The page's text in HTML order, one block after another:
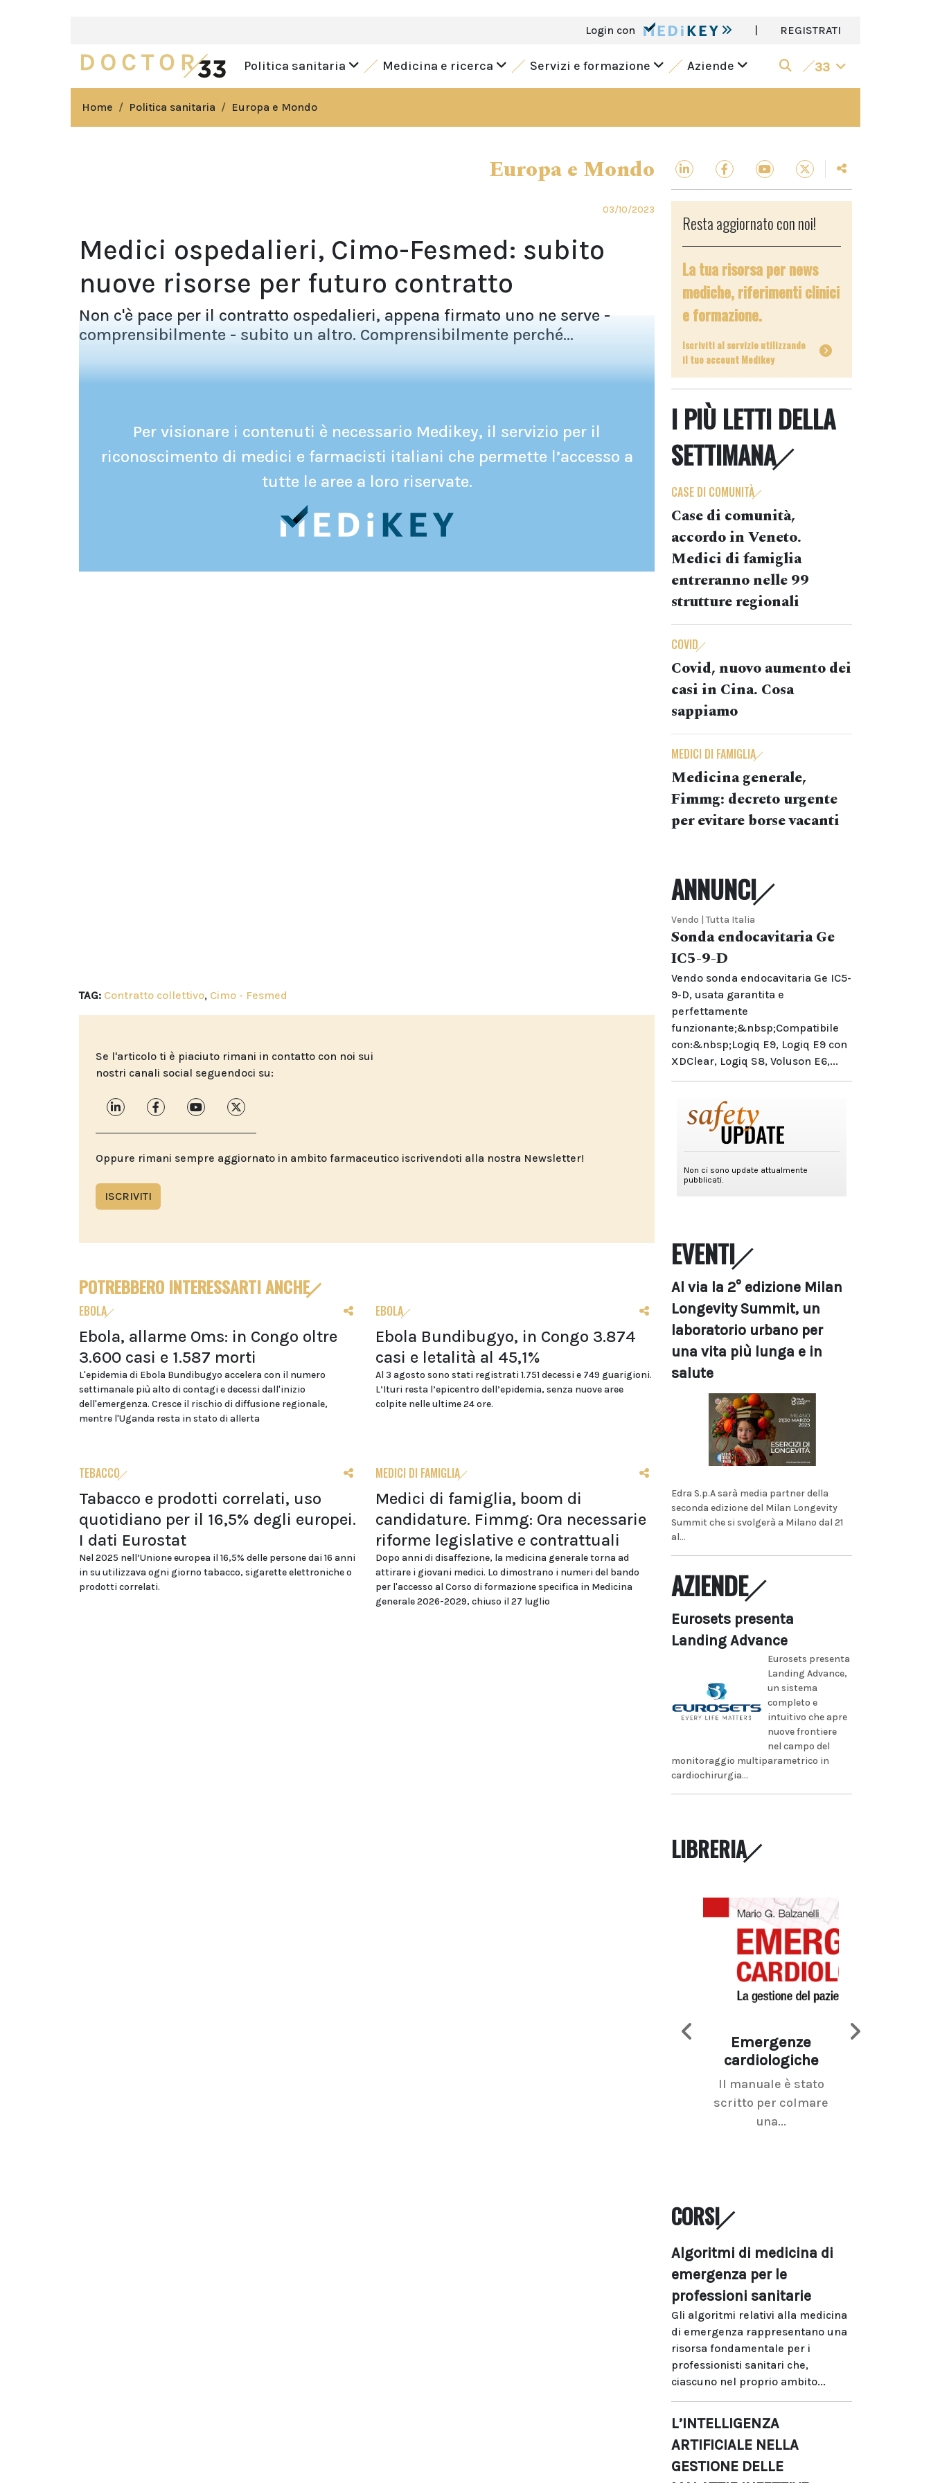
Login con | REGISTRATI
Politica sanitaria Medicina e ricerca Servizi e formazione Aziende 33
Home Politica sanitaria Europa e Mondo
Europa e Mondo
03/10/2023
Medici ospedalieri, Cimo-Fesmed: subito
nuove risorse per futuro contratto
Non c'è pace per il contratto ospedalieri, appena firmato uno ne serve -
comprensibilmente - subito un altro. Comprensibilmente perché...
Per visionare i contenuti è necessario Medikey, il servizio per il
riconoscimento di medici e farmacisti italiani che permette l’accesso a
tutte le aree a loro riservate.
TAG: Contratto collettivo, Cimo - Fesmed
Se l'articolo ti è piaciuto rimani in contatto con noi sui
nostri canali social seguendoci su:
Oppure rimani sempre aggiornato in ambito farmaceutico iscrivendoti alla nostra Newsletter!
ISCRIVITI
POTREBBERO INTERESSARTI ANCHE
EBOLA
Ebola, allarme Oms: in Congo oltre
3.600 casi e 1.587 morti
L'epidemia di Ebola Bundibugyo accelera con il numero
settimanale più alto di contagi e decessi dall'inizio
dell'emergenza. Cresce il rischio di diffusione regionale,
mentre l'Uganda resta in stato di allerta
EBOLA
Ebola Bundibugyo, in Congo 3.874
casi e letalità al 45,1%
Al 3 agosto sono stati registrati 1.751 decessi e 749 guarigioni.
L’Ituri resta l’epicentro dell’epidemia, senza nuove aree
colpite nelle ultime 24 ore.
TEBACCO
Tabacco e prodotti correlati, uso
quotidiano per il 16,5% degli europei.
I dati Eurostat
Nel 2025 nell’Unione europea il 16,5% delle persone dai 16 anni
in su utilizzava ogni giorno tabacco, sigarette elettroniche o
prodotti correlati.
MEDICI DI FAMIGLIA
Medici di famiglia, boom di
candidature. Fimmg: Ora necessarie
riforme legislative e contrattuali
Dopo anni di disaffezione, la medicina generale torna ad
attirare i giovani medici. Lo dimostrano i numeri del bando
per l'accesso al Corso di formazione specifica in Medicina
generale 2026-2029, chiuso il 27 luglio
Resta aggiornato con noi!
La tua risorsa per news
mediche, riferimenti clinici
e formazione.
Iscriviti al servizio utilizzando
il tuo account Medikey
I PIÙ LETTI DELLA
SETTIMANA
CASE DI COMUNITÀ
Case di comunità,
accordo in Veneto.
Medici di famiglia
entreranno nelle 99
strutture regionali
COVID
Covid, nuovo aumento dei
casi in Cina. Cosa
sappiamo
MEDICI DI FAMIGLIA
Medicina generale,
Fimmg: decreto urgente
per evitare borse vacanti
ANNUNCI
Vendo | Tutta Italia
Sonda endocavitaria Ge
IC5-9-D
Vendo sonda endocavitaria Ge IC5-
9-D, usata garantita e
perfettamente
funzionante;&nbsp;Compatibile
con:&nbsp;Logiq E9, Logiq E9 con
XDClear, Logiq S8, Voluson E6,...
EVENTI
Al via la 2° edizione Milan
Longevity Summit, un
laboratorio urbano per
una vita più lunga e in
salute
Edra S.p.A sarà media partner della
seconda edizione del Milan Longevity
Summit che si svolgerà a Milano dal 21
al...
AZIENDE
Eurosets presenta
Landing Advance
Eurosets presenta
Landing Advance,
un sistema
completo e
intuitivo che apre
nuove frontiere
nel campo del
monitoraggio multiparametrico in
cardiochirurgia...
LIBRERIA
Emergenze
cardiologiche
Il manuale è stato
scritto per colmare
una...
CORSI
Algoritmi di medicina di
emergenza per le
professioni sanitarie
Gli algoritmi relativi alla medicina
di emergenza rappresentano una
risorsa fondamentale per i
professionisti sanitari che,
ciascuno nel proprio ambito...
L’INTELLIGENZA
ARTIFICIALE NELLA
GESTIONE DELLE